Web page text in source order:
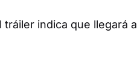
indica que llegará a